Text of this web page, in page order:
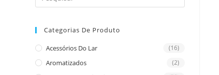
Escape
Categorias De Produto
Acessórios Do Lar (16)
Aromatizados (2)